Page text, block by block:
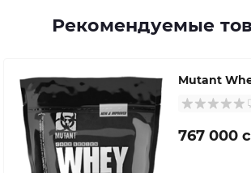
Рекомендуемые
Mutant
767 000